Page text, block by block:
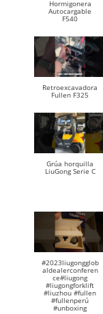
Hormigonera
Autocargable
F540
Retroexcavadora
Fullen F325
Grúa horquilla
LiuGong Serie C
#2023liugongglob
aldealerconferen
ce#liugong
#liugongforklift
#liuzhou #fullen
#fullenperú
#unboxing